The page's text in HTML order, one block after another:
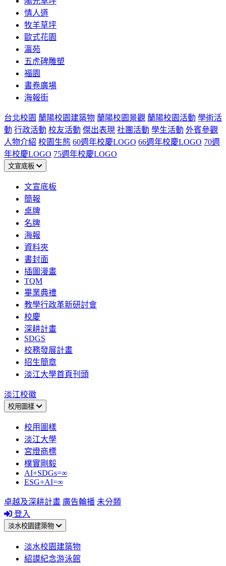
情人道
牧羊草坪
歐式花園
瀛苑
五虎碑雕塑
福園
書卷廣場
海報街
台北校園 蘭陽校園建築物 蘭陽校園景觀 蘭陽校園活動 學術活
動 行政活動 校友活動 傑出表現 社團活動 學生活動 外賓參觀
人物介紹 校園生態 60週年校慶LOGO 66週年校慶LOGO 70週
年校慶LOGO 75週年校慶LOGO
文宣底板
文宣底板
簡報
桌牌
名牌
海報
資料夾
書封面
插圖漫畫
TQM
畢業典禮
教學行政革新研討會
校慶
深耕計畫
SDGS
校務發展計畫
招生簡章
淡江大學首頁刊頭
淡江校徽
校用圖樣
校用圖樣
淡江大學
宮燈商標
樸實剛毅
AI+SDGs=∞
ESG+AI=∞
卓越及深耕計畫 廣告輪播 未分類
登入
淡水校園建築物
淡水校園建築物
紹謨紀念游泳館